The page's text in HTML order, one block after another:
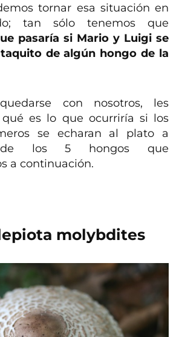
tornar esa situación en
tan sólo tenemos que
pasaría si Mario y Luigi se
de algún hongo de la
con nosotros, les
qué es lo que ocurriría si los
se echaran al plato a
de los 5 hongos que
a continuación.
molybdites